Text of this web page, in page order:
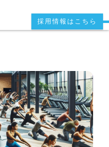
採用情報はこちら